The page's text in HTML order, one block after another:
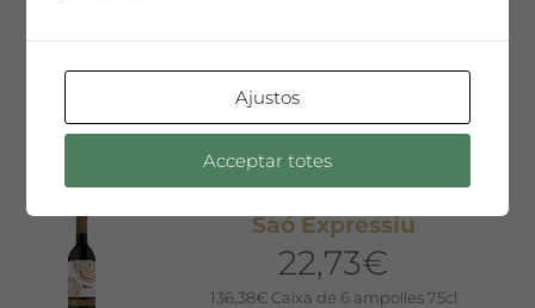
Seleccionar opcions
opcions
poden
Saó Expressiu
22,73€
136,38€ Caixa de 6 ampolles 75cl
Ajustos
Acceptar totes